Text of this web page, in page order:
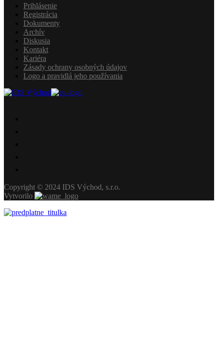
Prihlásenie
Registrácia
Dokumenty
Archív
Diskusia
Kontakt
Kariéra
Zásady ochrany osobných údajov
Logo a pravidlá jeho používania
Copyright © 2024 IDS Východ, s.r.o.
Vytvorilo